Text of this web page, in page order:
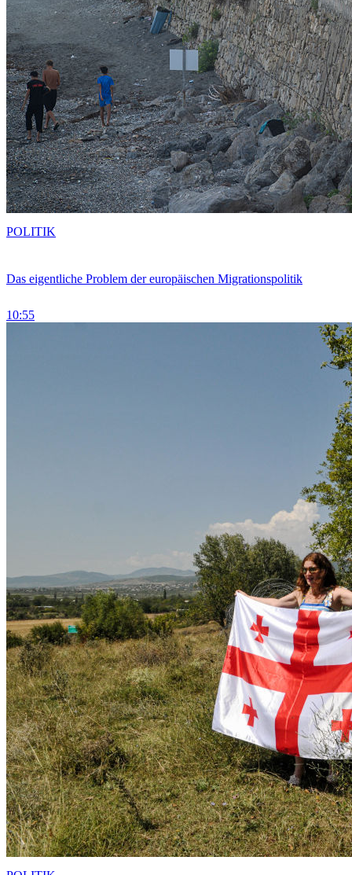
Das eigentliche Problem der europäischen Migrationspolitik
10:55
POLITIK